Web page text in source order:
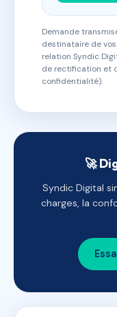
Demande
destinataire de
relation Syndic
de rectification et
confidentialité).
🚀
Syndic Digital
charges, la